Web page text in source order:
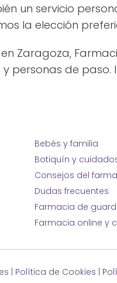
un servicio
la elección
Zaragoza,
personas de
Bebés y familia
Botiquín y
Consejos del
Dudas frecuentes
Farmacia de
Farmacia online y
| Política de Cookies |